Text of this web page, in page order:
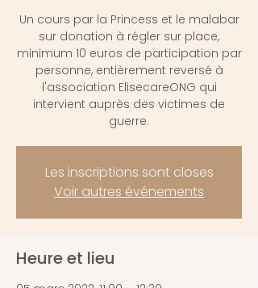
Un cours par la Princess et le malabar
sur donation à régler sur place,
minimum 10 euros de participation par
personne, entièrement reversé à
l'association ElisecareONG qui
intervient auprès des victimes de
guerre.
Les inscriptions sont closes
Voir autres événements
Heure et lieu